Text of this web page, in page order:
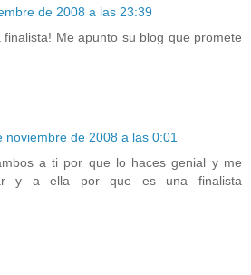
de 2008 a las 23:39
finalista! Me apunto su blog que promete
noviembre de 2008 a las 0:01
a ti por que lo haces genial y me
y a ella por que es una finalista